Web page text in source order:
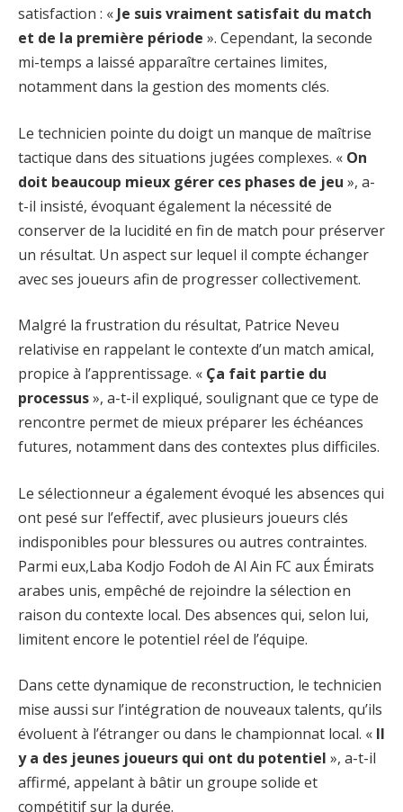
satisfaction : « Je suis vraiment satisfait du match
et de la première période ». Cependant, la seconde
mi-temps a laissé apparaître certaines limites,
notamment dans la gestion des moments clés.
Le technicien pointe du doigt un manque de maîtrise
tactique dans des situations jugées complexes. « On
doit beaucoup mieux gérer ces phases de jeu », a-
t-il insisté, évoquant également la nécessité de
conserver de la lucidité en fin de match pour préserver
un résultat. Un aspect sur lequel il compte échanger
avec ses joueurs afin de progresser collectivement.
Malgré la frustration du résultat, Patrice Neveu
relativise en rappelant le contexte d’un match amical,
propice à l’apprentissage. « Ça fait partie du
processus», a-t-il expliqué, soulignant que ce type de
rencontre permet de mieux préparer les échéances
futures, notamment dans des contextes plus difficiles.
Le sélectionneur a également évoqué les absences qui
ont pesé sur l’effectif, avec plusieurs joueurs clés
indisponibles pour blessures ou autres contraintes.
Parmi eux,Laba Kodjo Fodoh de Al Ain FC aux Émirats
arabes unis, empêché de rejoindre la sélection en
raison du contexte local. Des absences qui, selon lui,
limitent encore le potentiel réel de l’équipe.
Dans cette dynamique de reconstruction, le technicien
mise aussi sur l’intégration de nouveaux talents, qu’ils
évoluent à l’étranger ou dans le championnat local. « Il
y a des jeunes joueurs qui ont du potentiel », a-t-il
affirmé, appelant à bâtir un groupe solide et
compétitif sur la durée.